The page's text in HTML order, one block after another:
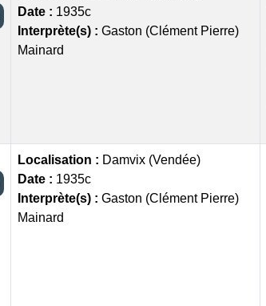
Date : 1935c
Interprète(s) : Gaston (Clément Pierre)
Mainard
Localisation : Damvix (Vendée)
Date : 1935c
Interprète(s) : Gaston (Clément Pierre)
Mainard